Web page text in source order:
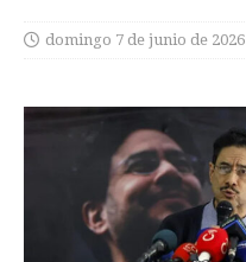
domingo 7 de junio de 2026